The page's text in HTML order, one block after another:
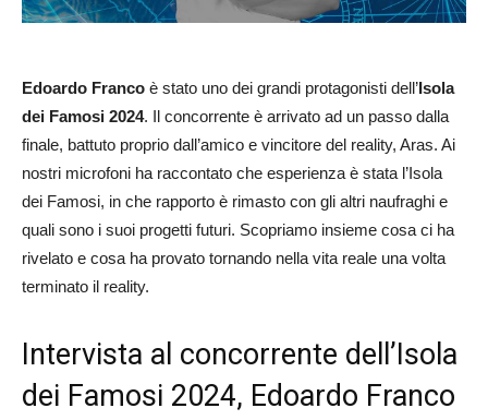
Edoardo Franco è stato uno dei grandi protagonisti dell’Isola
dei Famosi 2024. Il concorrente è arrivato ad un passo dalla
finale, battuto proprio dall’amico e vincitore del reality, Aras. Ai
nostri microfoni ha raccontato che esperienza è stata l’Isola
dei Famosi, in che rapporto è rimasto con gli altri naufraghi e
quali sono i suoi progetti futuri. Scopriamo insieme cosa ci ha
rivelato e cosa ha provato tornando nella vita reale una volta
terminato il reality.
Intervista al concorrente dell’Isola
dei Famosi 2024, Edoardo Franco